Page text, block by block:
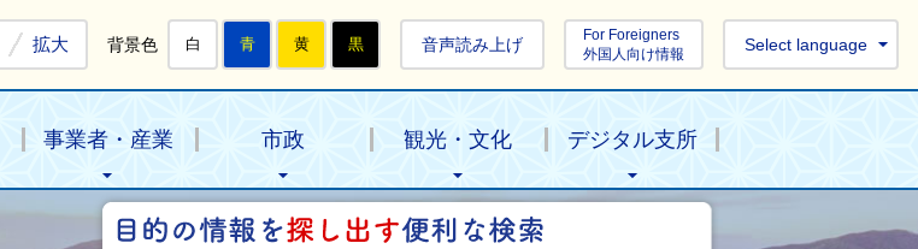
拡大 背景色 白 青 黄 黒 音声読み上げ
For Foreigners
外国人向け情報
Select language
事業者・産業 市政 観光・文化 デジタル支所
目的の情報を探